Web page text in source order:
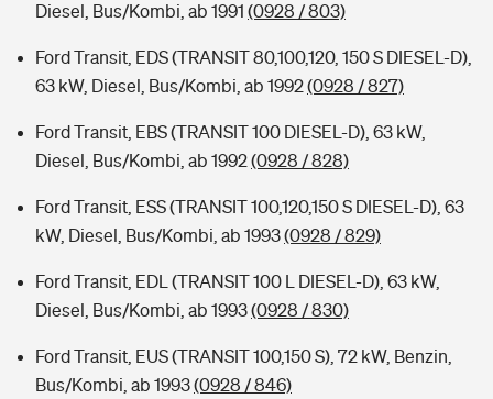
Diesel, Bus/Kombi, ab 1991 (0928 / 803)
Ford Transit, EDS (TRANSIT 80,100,120, 150 S DIESEL-D),
63 kW, Diesel, Bus/Kombi, ab 1992(0928 / 827)
Ford Transit, EBS (TRANSIT 100 DIESEL-D), 63 kW,
Diesel, Bus/Kombi, ab 1992(0928 / 828)
Ford Transit, ESS (TRANSIT 100,120,150 S DIESEL-D), 63
kW, Diesel, Bus/Kombi, ab 1993(0928 / 829)
Ford Transit, EDL (TRANSIT 100 L DIESEL-D), 63 kW,
Diesel, Bus/Kombi, ab 1993(0928 / 830)
Ford Transit, EUS (TRANSIT 100,150 S), 72 kW, Benzin,
Bus/Kombi, ab 1993(0928 / 846)